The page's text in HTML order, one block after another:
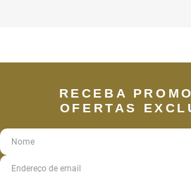
RECEBA
OFERTAS